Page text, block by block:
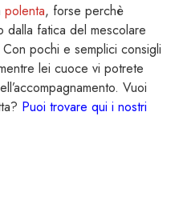
polenta, forse perchè
dalla fatica del mescolare
pochi e semplici consigli
lei cuoce vi potrete
Vuoi
Puoi trovare qui i nostri